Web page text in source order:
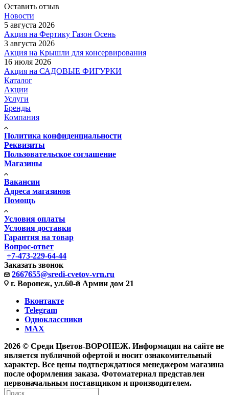
Оставить отзыв
Новости
5 августа 2026
Акция на Фертику Газон Осень
3 августа 2026
Акция на Крышли для консервирования
16 июля 2026
Акция на САДОВЫЕ ФИГУРКИ
Каталог
Акции
Услуги
Бренды
Компания
Политика конфиденциальности
Реквизиты
Пользовательское соглашение
Магазины
Вакансии
Адреса магазинов
Помощь
Условия оплаты
Условия доставки
Гарантия на товар
Вопрос-ответ
+7-473-229-64-44
Заказать звонок
2667655@sredi-cvetov-vrn.ru
г. Воронеж, ул.60-й Армии дом 21
Вконтакте
Telegram
Одноклассники
MAX
2026 © Среди Цветов-ВОРОНЕЖ. Информация на сайте не
является публичной офертой и носит ознакомительный
характер. Все цены подтверждатюся менеджером магазина
после оформления заказа. Фотоматериал представлен
первоначальным поставщиком и производителем.